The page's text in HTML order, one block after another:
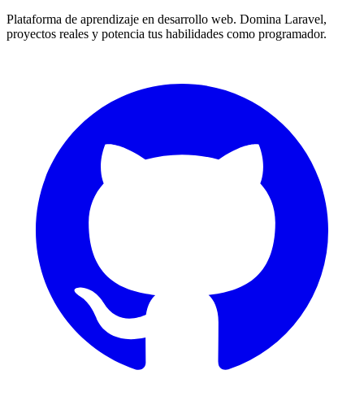
Plataforma de aprendizaje en desarrollo web. Domina Laravel,
proyectos reales y potencia tus habilidades como programador.